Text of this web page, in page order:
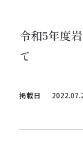
令和5年度
て
掲載日